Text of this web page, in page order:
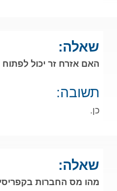
שאלה:
האם אזרח זר יכול
תשובה:
כן.
שאלה:
מהו מס החברות